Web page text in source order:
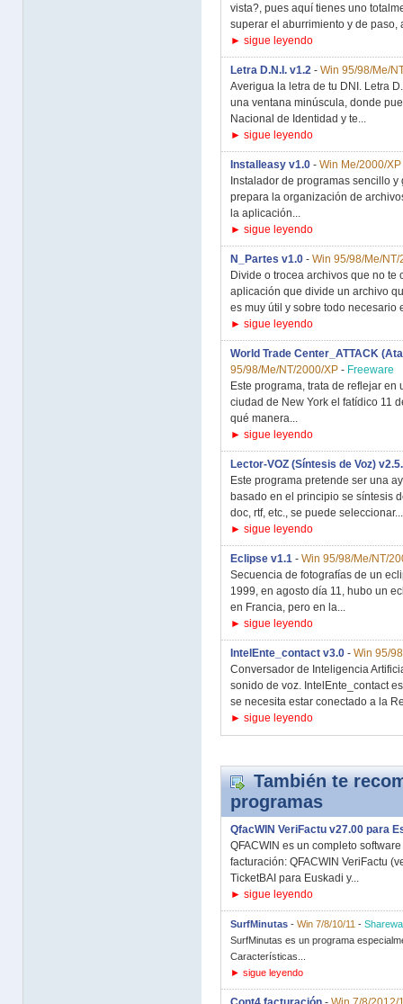
vista?, pues aquí tienes uno
superar el aburrimiento y de paso,
► sigue leyendo
Letra D.N.I. v1.2 - Win 95/98/Me/
Averigua la letra de tu DNI. Letra
una ventana minúscula, donde
Nacional de Identidad y te...
► sigue leyendo
Installeasy v1.0 - Win Me/2000/XP
Instalador de programas sencillo
prepara la organización de
la aplicación...
► sigue leyendo
N_Partes v1.0 - Win 95/98/Me/NT/
Divide o trocea archivos que no
aplicación que divide un archivo
es muy útil y sobre todo necesario
► sigue leyendo
World Trade Center_ATTACK
95/98/Me/NT/2000/XP - Freeware
Este programa, trata de reflejar
ciudad de New York el fatídico 11
qué manera...
► sigue leyendo
Lector-VOZ (Síntesis de Voz)
Este programa pretende ser una
basado en el principio se síntesis
doc, rtf, etc., se puede seleccionar...
► sigue leyendo
Eclipse v1.1 - Win 95/98/Me/NT/
Secuencia de fotografías de un
1999, en agosto día 11, hubo un
en Francia, pero en la...
► sigue leyendo
IntelEnte_contact v3.0 - Win 95/
Conversador de Inteligencia
sonido de voz. IntelEnte_contact
se necesita estar conectado a la
► sigue leyendo
También te
programas
QfacWIN VeriFactu v27.00 para
QFACWIN es un completo
facturación: QFACWIN VeriFactu
TicketBAI para Euskadi y...
► sigue leyendo
SurfMinutas - Win 7/8/10/11 -
SurfMinutas es un programa
Características...
► sigue leyendo